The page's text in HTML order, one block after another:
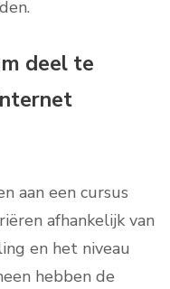
deel te
aan een cursus
afhankelijk van
en het niveau
hebben de